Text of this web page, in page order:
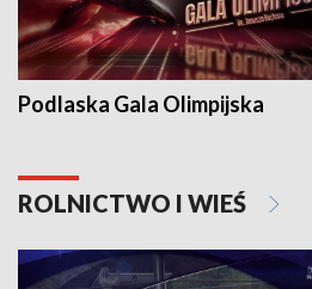
Podlaska Gala Olimpijska
ROLNICTWO I WIEŚ